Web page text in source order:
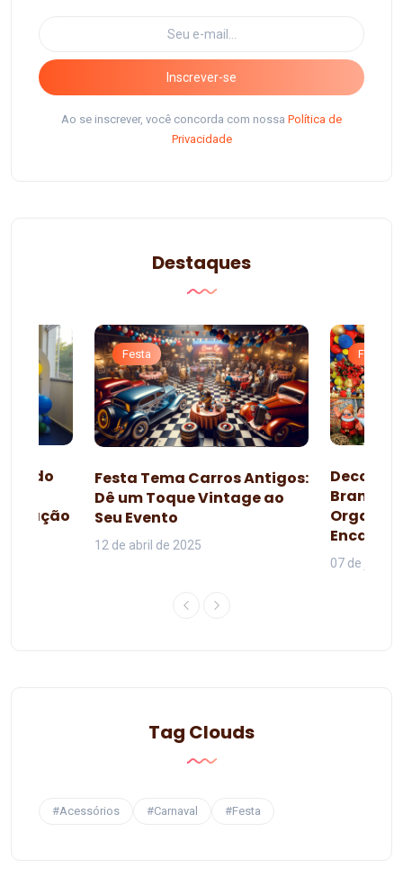
Inscrever-se
Ao se inscrever, você concorda com nossa Política de
Privacidade
Destaques
do
Festa
Festa Tema Carros Antigos:
Dê um Toque Vintage ao
Seu Evento
12 de abril de 2025
Festa
Branca
07 de junho
Tag Clouds
#Acessórios #Carnaval #Festa